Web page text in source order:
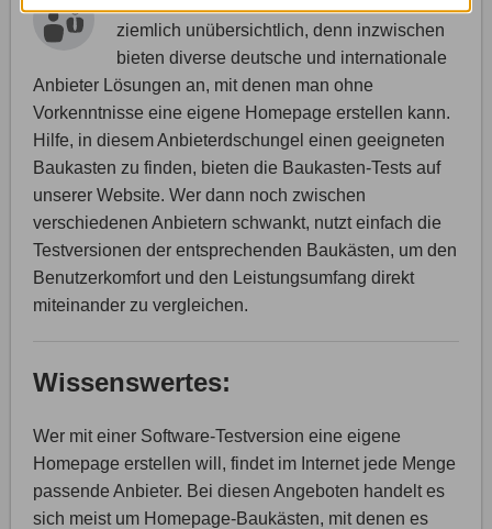
ziemlich unübersichtlich, denn inzwischen
bieten diverse deutsche und internationale
Anbieter Lösungen an, mit denen man ohne
Vorkenntnisse eine eigene Homepage erstellen kann.
Hilfe, in diesem Anbieterdschungel einen geeigneten
Baukasten zu finden, bieten die Baukasten-Tests auf
unserer Website. Wer dann noch zwischen
verschiedenen Anbietern schwankt, nutzt einfach die
Testversionen der entsprechenden Baukästen, um den
Benutzerkomfort und den Leistungsumfang direkt
miteinander zu vergleichen.
Wissenswertes:
Wer mit einer Software-Testversion eine eigene
Homepage erstellen will, findet im Internet jede Menge
passende Anbieter. Bei diesen Angeboten handelt es
sich meist um Homepage-Baukästen, mit denen es